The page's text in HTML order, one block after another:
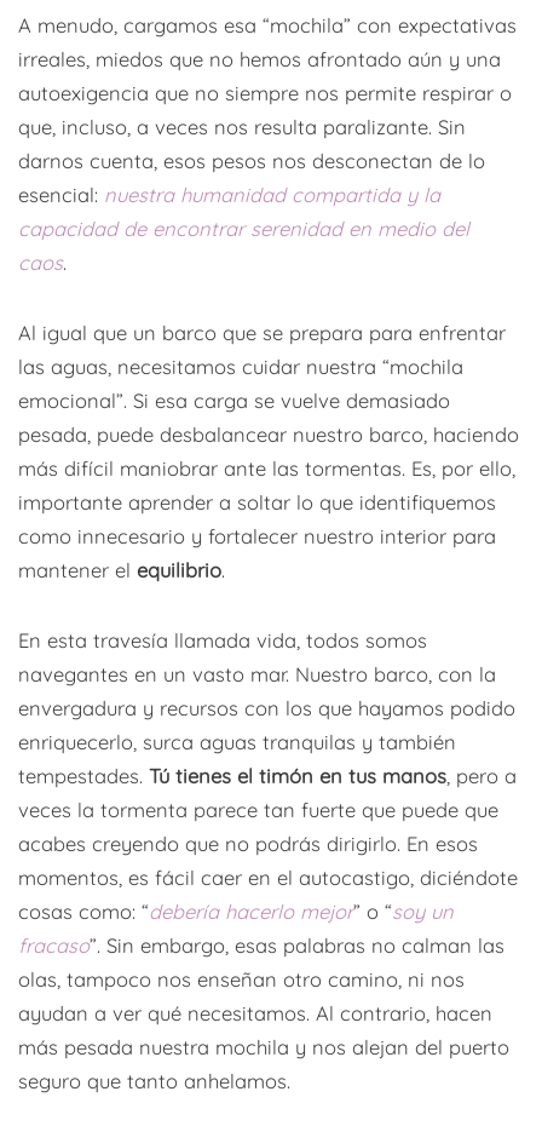
A menudo, cargamos esa “mochila” con expectativas
irreales, miedos que no hemos afrontado aún y una
autoexigencia que no siempre nos permite respirar o
que, incluso, a veces nos resulta paralizante. Sin
darnos cuenta, esos pesos nos desconectan de lo
esencial: nuestra humanidad compartida y la
capacidad de encontrar serenidad en medio del
caos.
Al igual que un barco que se prepara para enfrentar
las aguas, necesitamos cuidar nuestra “mochila
emocional”. Si esa carga se vuelve demasiado
pesada, puede desbalancear nuestro barco, haciendo
más difícil maniobrar ante las tormentas. Es, por ello,
importante aprender a soltar lo que identifiquemos
como innecesario y fortalecer nuestro interior para
mantener el equilibrio.
En esta travesía llamada vida, todos somos
navegantes en un vasto mar. Nuestro barco, con la
envergadura y recursos con los que hayamos podido
enriquecerlo, surca aguas tranquilas y también
tempestades. Tú tienes el timón en tus manos , pero a
veces la tormenta parece tan fuerte que puede que
acabes creyendo que no podrás dirigirlo. En esos
momentos, es fácil caer en el autocastigo, diciéndote
cosas como: “debería hacerlo mejor” o “soy un
fracaso”. Sin embargo, esas palabras no calman las
olas, tampoco nos enseñan otro camino, ni nos
ayudan a ver qué necesitamos. Al contrario, hacen
más pesada nuestra mochila y nos alejan del puerto
seguro que tanto anhelamos.